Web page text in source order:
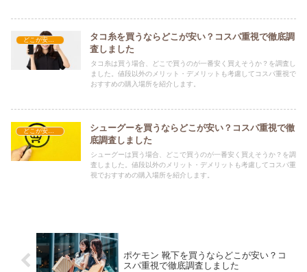
どこが安い？-雑貨
タコ糸を買うならどこが安い？コスパ重視で徹底調
査しました
タコ糸は買う場合、どこで買うのが一番安く買えそうか？を調査し
ました。値段以外のメリット・デメリットも考慮してコスパ重視で
おすすめの購入場所を紹介します。
どこが安い？-雑貨
シューグーを買うならどこが安い？コスパ重視で徹
底調査しました
シューグーは買う場合、どこで買うのが一番安く買えそうか？を調
査しました。値段以外のメリット・デメリットも考慮してコスパ重
視でおすすめの購入場所を紹介します。
ポケモン 靴下を買うならどこが安い？コ
スパ重視で徹底調査しました